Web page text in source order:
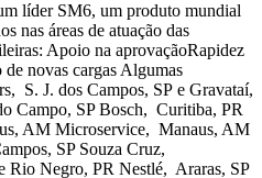
líder SM6, um produto mundial
nas áreas de atuação das
Apoio na aprovaçãoRapidez
novas cargas Algumas
S. J. dos Campos, SP e Gravataí,
Campo, SP Bosch, Curitiba, PR
AM Microservice, Manaus, AM
SP Souza Cruz,
Rio Negro, PR Nestlé, Araras, SP